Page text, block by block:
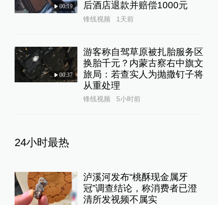
00:19
后酒店退款并赔偿1000元
锋线视频 1天前
00:37
游客称自驾草原被扎胎服务区
换胎千元？内蒙古察右中旗文
旅局：若查实人为抛撒钉子将
从重处理
锋线视频 5小时前
24小时最热
泸溪河发布“桃酥现金属牙
冠”调查结论，称消费者已澄
清所发视频不属实